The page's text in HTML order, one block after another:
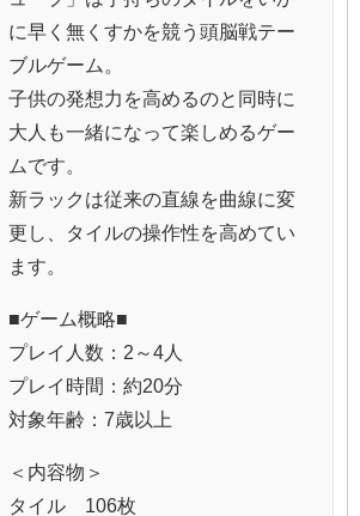
に早く無くすかを競う頭脳戦テー
ブルゲーム。
子供の発想力を高めるのと同時に
大人も一緒になって楽しめるゲー
ムです。
新ラックは従来の直線を曲線に変
更し、タイルの操作性を高めてい
ます。
■ゲーム概略■
プレイ人数：2～4人
プレイ時間：約20分
対象年齢：7歳以上
＜内容物＞
タイル 106枚